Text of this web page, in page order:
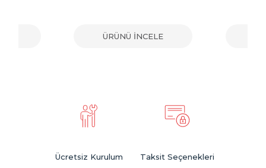
ÜRÜNÜ İNCELE
Ücretsiz Kurulum Taksit Seçenekleri